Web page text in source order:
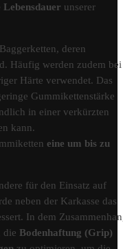
Lebensdauer unserer
deren
Häufig werden zudem bei
Härte verwendet. Das
Gummikettenstärke
in einer verkürzten
kann.
eine um bis zu
für den Einsatz auf
neben der Karkasse das
In dem
die Bodenhaftung (Grip)